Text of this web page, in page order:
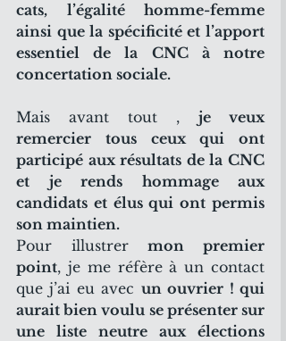
cats, l’égalité homme-femme
ainsi que la spécificité et l’apport
essentiel de la CNC à notre
concertation sociale.
Mais avant tout , je veux
remercier tous ceux qui ont
participé aux résultats de la CNC
et je rends hommage aux
candidats et élus qui ont permis
son maintien.
Pour illustrer mon premier
point, je me réfère à un contact
que j’ai eu avec un ouvrier ! qui
aurait bien voulu se présenter sur
une liste neutre aux élections